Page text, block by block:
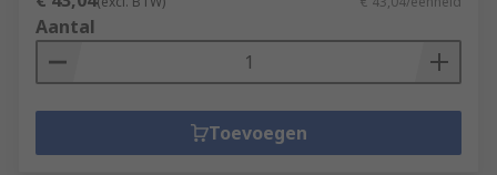
Aantal
Toevoegen